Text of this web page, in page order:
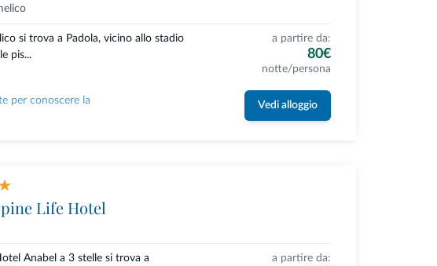
si trova a Padola, vicino allo stadio
pis...
a partire da:
80€
notte/persona
per conoscere la
Vedi alloggio
Life Hotel
Anabel a 3 stelle si trova a
a partire da: